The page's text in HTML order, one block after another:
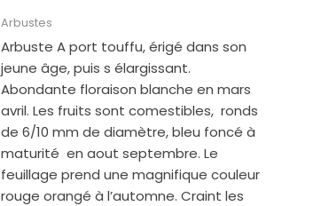
Arbustes
Arbuste A port touffu, érigé dans son
jeune âge, puis s élargissant.
Abondante floraison blanche en mars
avril. Les fruits sont comestibles, ronds
de 6/10 mm de diamètre, bleu foncé à
maturité en aout septembre. Le
feuillage prend une magnifique couleur
rouge orangé à l’automne. Craint les